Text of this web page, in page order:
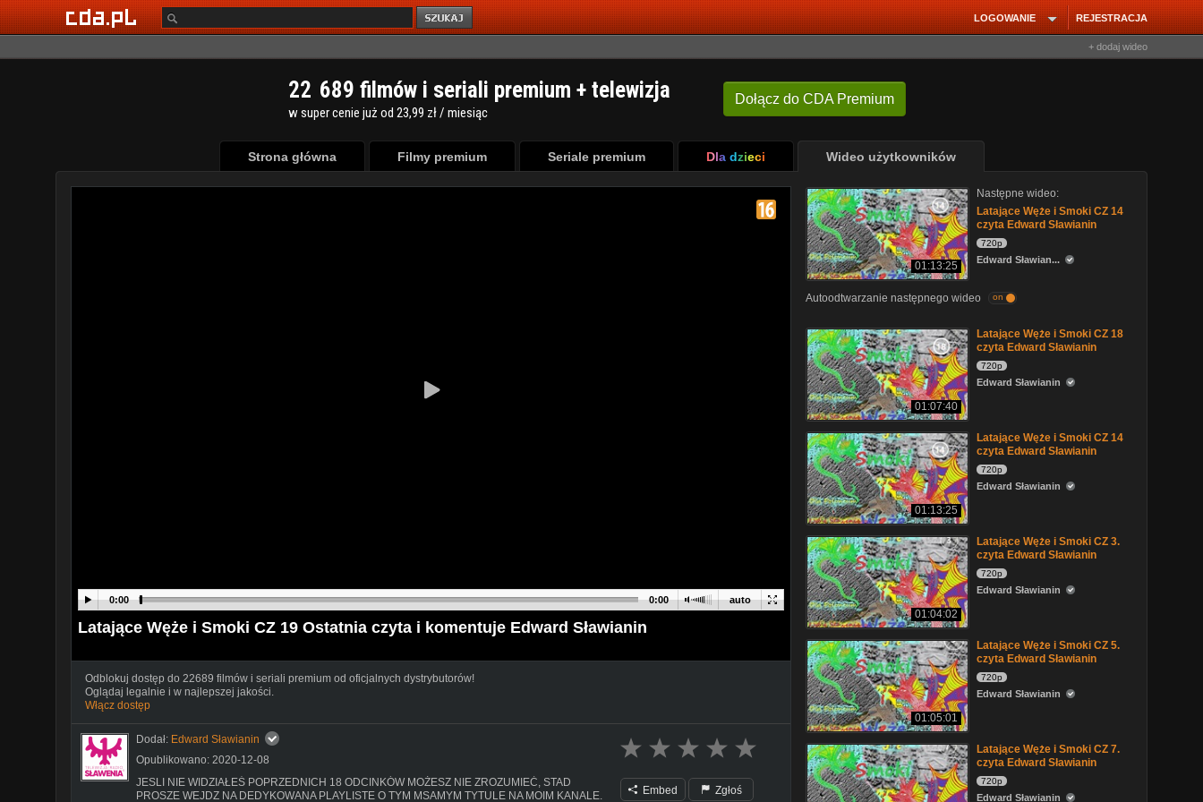
REJESTRACJA
LOGOWANIE
+ dodaj wideo
Dołącz do CDA Premium
22 689 filmów i seriali premium + telewizja
w super cenie już od 23,99 zł / miesiąc
Strona główna Filmy premium Seriale premium Dla dzieci Wideo użytkowników
auto
0:00 0:00
Latające Węże i Smoki CZ 19 Ostatnia czyta i komentuje Edward Sławianin
Odblokuj dostęp do 22689 filmów i seriali premium od oficjalnych dystrybutorów!
Oglądaj legalnie i w najlepszej jakości.
Włącz dostęp
Dodał: Edward Sławianin
Opublikowano: 2020-12-08
JESLI NIE WIDZIAŁEŚ POPRZEDNICH 18 ODCINKÓW MOŻESZ NIE ZROZUMIEĆ, STAD
PROSZE WEJDZ NA DEDYKOWANA PLAYLISTE O TYM MSAMYM TYTULE NA MOIM KANALE.
Embed Zgłoś
01:13:25
Następne wideo:
Latające Węże i Smoki CZ 14
czyta Edward Sławianin
720p
Edward Sławian...
Autoodtwarzanie następnego wideo on
01:07:40
Latające Węże i Smoki CZ 18
czyta Edward Sławianin
720p
Edward Sławianin
01:13:25
Latające Węże i Smoki CZ 14
czyta Edward Sławianin
720p
Edward Sławianin
01:04:02
Latające Węże i Smoki CZ 3.
czyta Edward Sławianin
720p
Edward Sławianin
01:05:01
Latające Węże i Smoki CZ 5.
czyta Edward Sławianin
720p
Edward Sławianin
Latające Węże i Smoki CZ 7.
czyta Edward Sławianin
720p
Edward Sławianin